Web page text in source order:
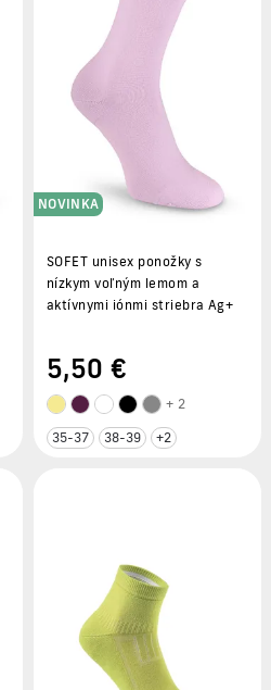
NOVINKA
SOFET unisex ponožky s
nízkym voľným lemom a
aktívnymi iónmi striebra Ag+
5,50 €
+ 2
35-37 38-39 +2